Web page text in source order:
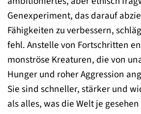
Genexperiment, das darauf
Fähigkeiten zu verbessern,
fehl. Anstelle von Fortschritten
monströse Kreaturen, die von
Hunger und roher Aggression
Sie sind schneller, stärker und
als alles, was die Welt je